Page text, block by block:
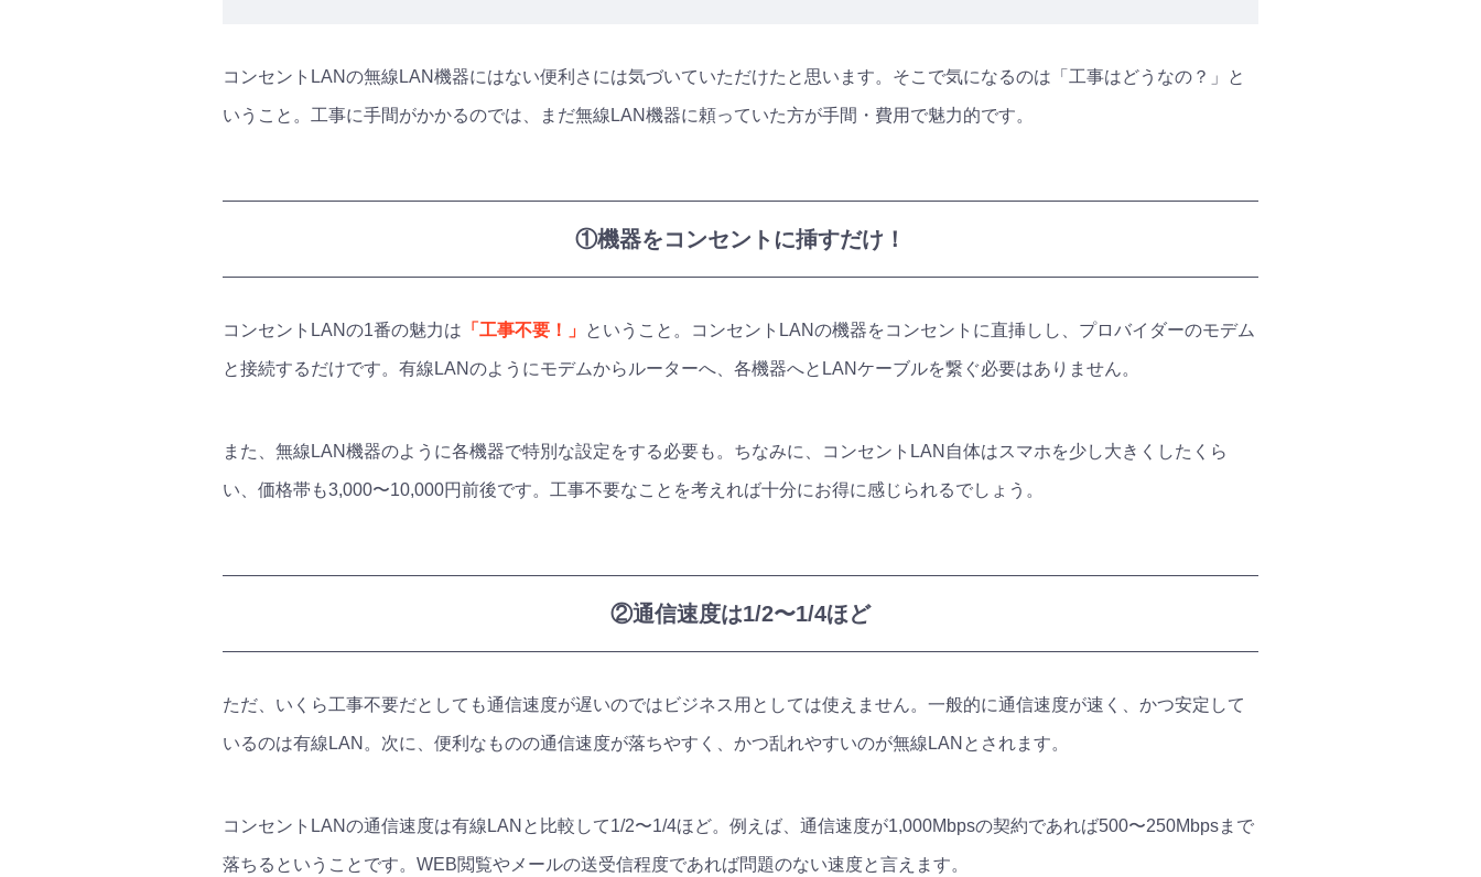
コンセントLANの無線LAN機器にはない便利さには気づいていただけたと思います。そこで気になるのは「工事はどうなの？」と
いうこと。工事に手間がかかるのでは、まだ無線LAN機器に頼っていた方が手間・費用で魅力的です。
①機器をコンセントに挿すだけ！
コンセントLANの1番の魅力は 「工事不要！」 ということ。コンセントLANの機器をコンセントに直挿しし、プロバイダーのモデム
と接続するだけです。有線LANのようにモデムからルーターへ、各機器へとLANケーブルを繋ぐ必要はありません。
また、無線LAN機器のように各機器で特別な設定をする必要も。ちなみに、コンセントLAN自体はスマホを少し大きくしたくら
い、価格帯も3,000〜10,000円前後です。工事不要なことを考えれば十分にお得に感じられるでしょう。
②通信速度は1/2〜1/4ほど
ただ、いくら工事不要だとしても通信速度が遅いのではビジネス用としては使えません。一般的に通信速度が速く、かつ安定して
いるのは有線LAN。次に、便利なものの通信速度が落ちやすく、かつ乱れやすいのが無線LANとされます。
コンセントLANの通信速度は有線LANと比較して1/2〜1/4ほど。例えば、通信速度が1,000Mbpsの契約であれば500〜250Mbpsまで
落ちるということです。WEB閲覧やメールの送受信程度であれば問題のない速度と言えます。